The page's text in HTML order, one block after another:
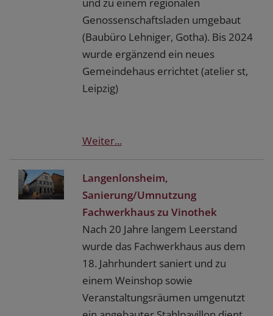
Genossenschaftsladen umgebaut
(Baubüro Lehniger, Gotha). Bis 2024
wurde ergänzend ein neues
Gemeindehaus errichtet (atelier st,
Leipzig)
Weiter...
Langenlonsheim,
Sanierung/Umnutzung
Fachwerkhaus zu Vinothek
Nach 20 Jahre langem Leerstand
wurde das Fachwerkhaus aus dem
18. Jahrhundert saniert und zu
einem Weinshop sowie
Veranstaltungsräumen umgenutzt